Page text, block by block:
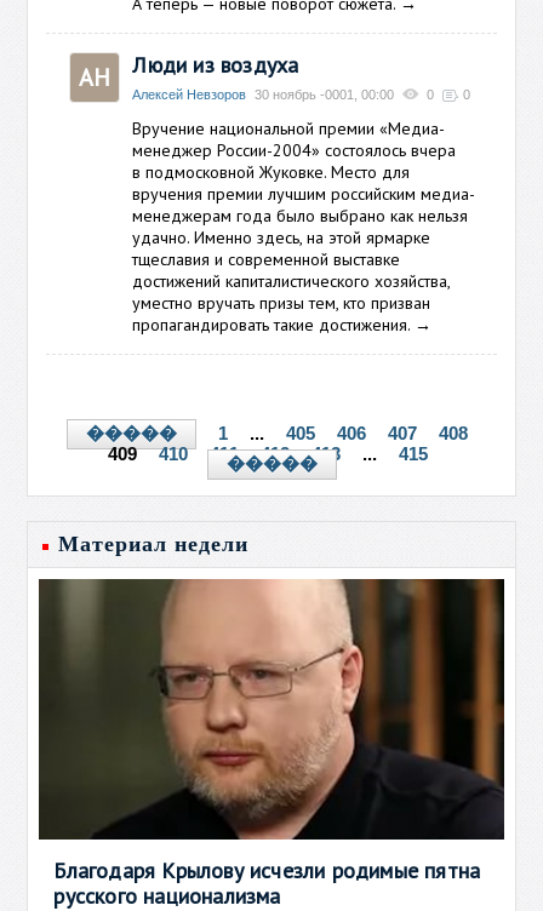
АН Люди из воздуха
Алексей Невзоров 30 ноябрь -0001, 00:00 0 0
Вручение национальной премии «Медиа-
менеджер России-2004» состоялось вчера
в подмосковной Жуковке. Место для
вручения премии лучшим российским медиа-
менеджерам года было выбрано как нельзя
удачно. Именно здесь, на этой ярмарке
тщеславия и современной выставке
достижений капиталистического хозяйства,
уместно вручать призы тем, кто призван
пропагандировать такие достижения. →
����� 1 ... 405 406 407
408
409
410 411 412 413 ... 415
�����
Материал недели
Благодаря Крылову исчезли родимые пятна
русского национализма